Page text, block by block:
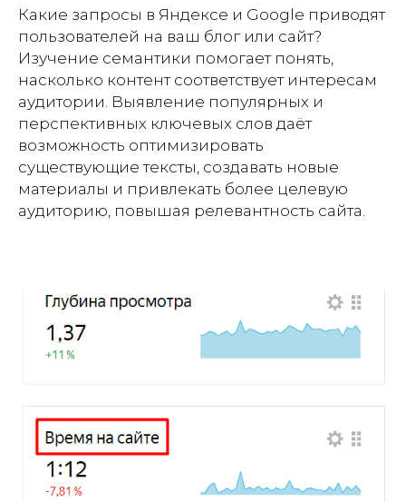
Какие запросы в Яндексе и Google приводят
пользователей на ваш блог или сайт?
Изучение семантики помогает понять,
насколько контент соответствует интересам
аудитории. Выявление популярных и
перспективных ключевых слов даёт
возможность оптимизировать
существующие тексты, создавать новые
материалы и привлекать более целевую
аудиторию, повышая релевантность сайта.